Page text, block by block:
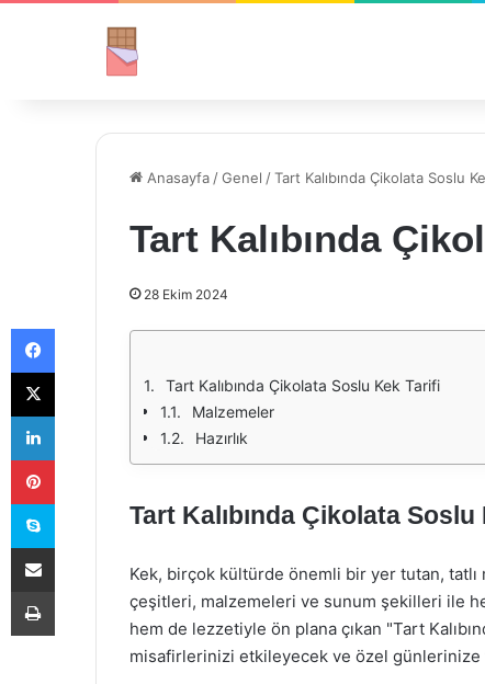
Anasayfa /Genel /Tart Kalıbında Çikolata Soslu
Tart Kalıbında
28 Ekim 2024
Tart Kalıbında Çikolata Soslu Kek Tarifi
Malzemeler
Hazırlık
Tart Kalıbında Çikolata
Kek, birçok kültürde önemli bir yer tutan, tatlı
çeşitleri, malzemeleri ve sunum şekilleri ile
hem de lezzetiyle ön plana çıkan "Tart
misafirlerinizi etkileyecek ve özel günlerinize
Facebook
X
LinkedIn
Pinterest
Skype
E-Posta ile paylaş